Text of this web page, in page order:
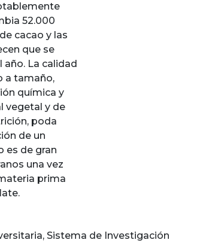
52.000
cacao y las
que se
año. La calidad
a tamaño,
química y
vegetal y de
poda
de un
es de gran
una vez
prima
, Sistema de Investigación